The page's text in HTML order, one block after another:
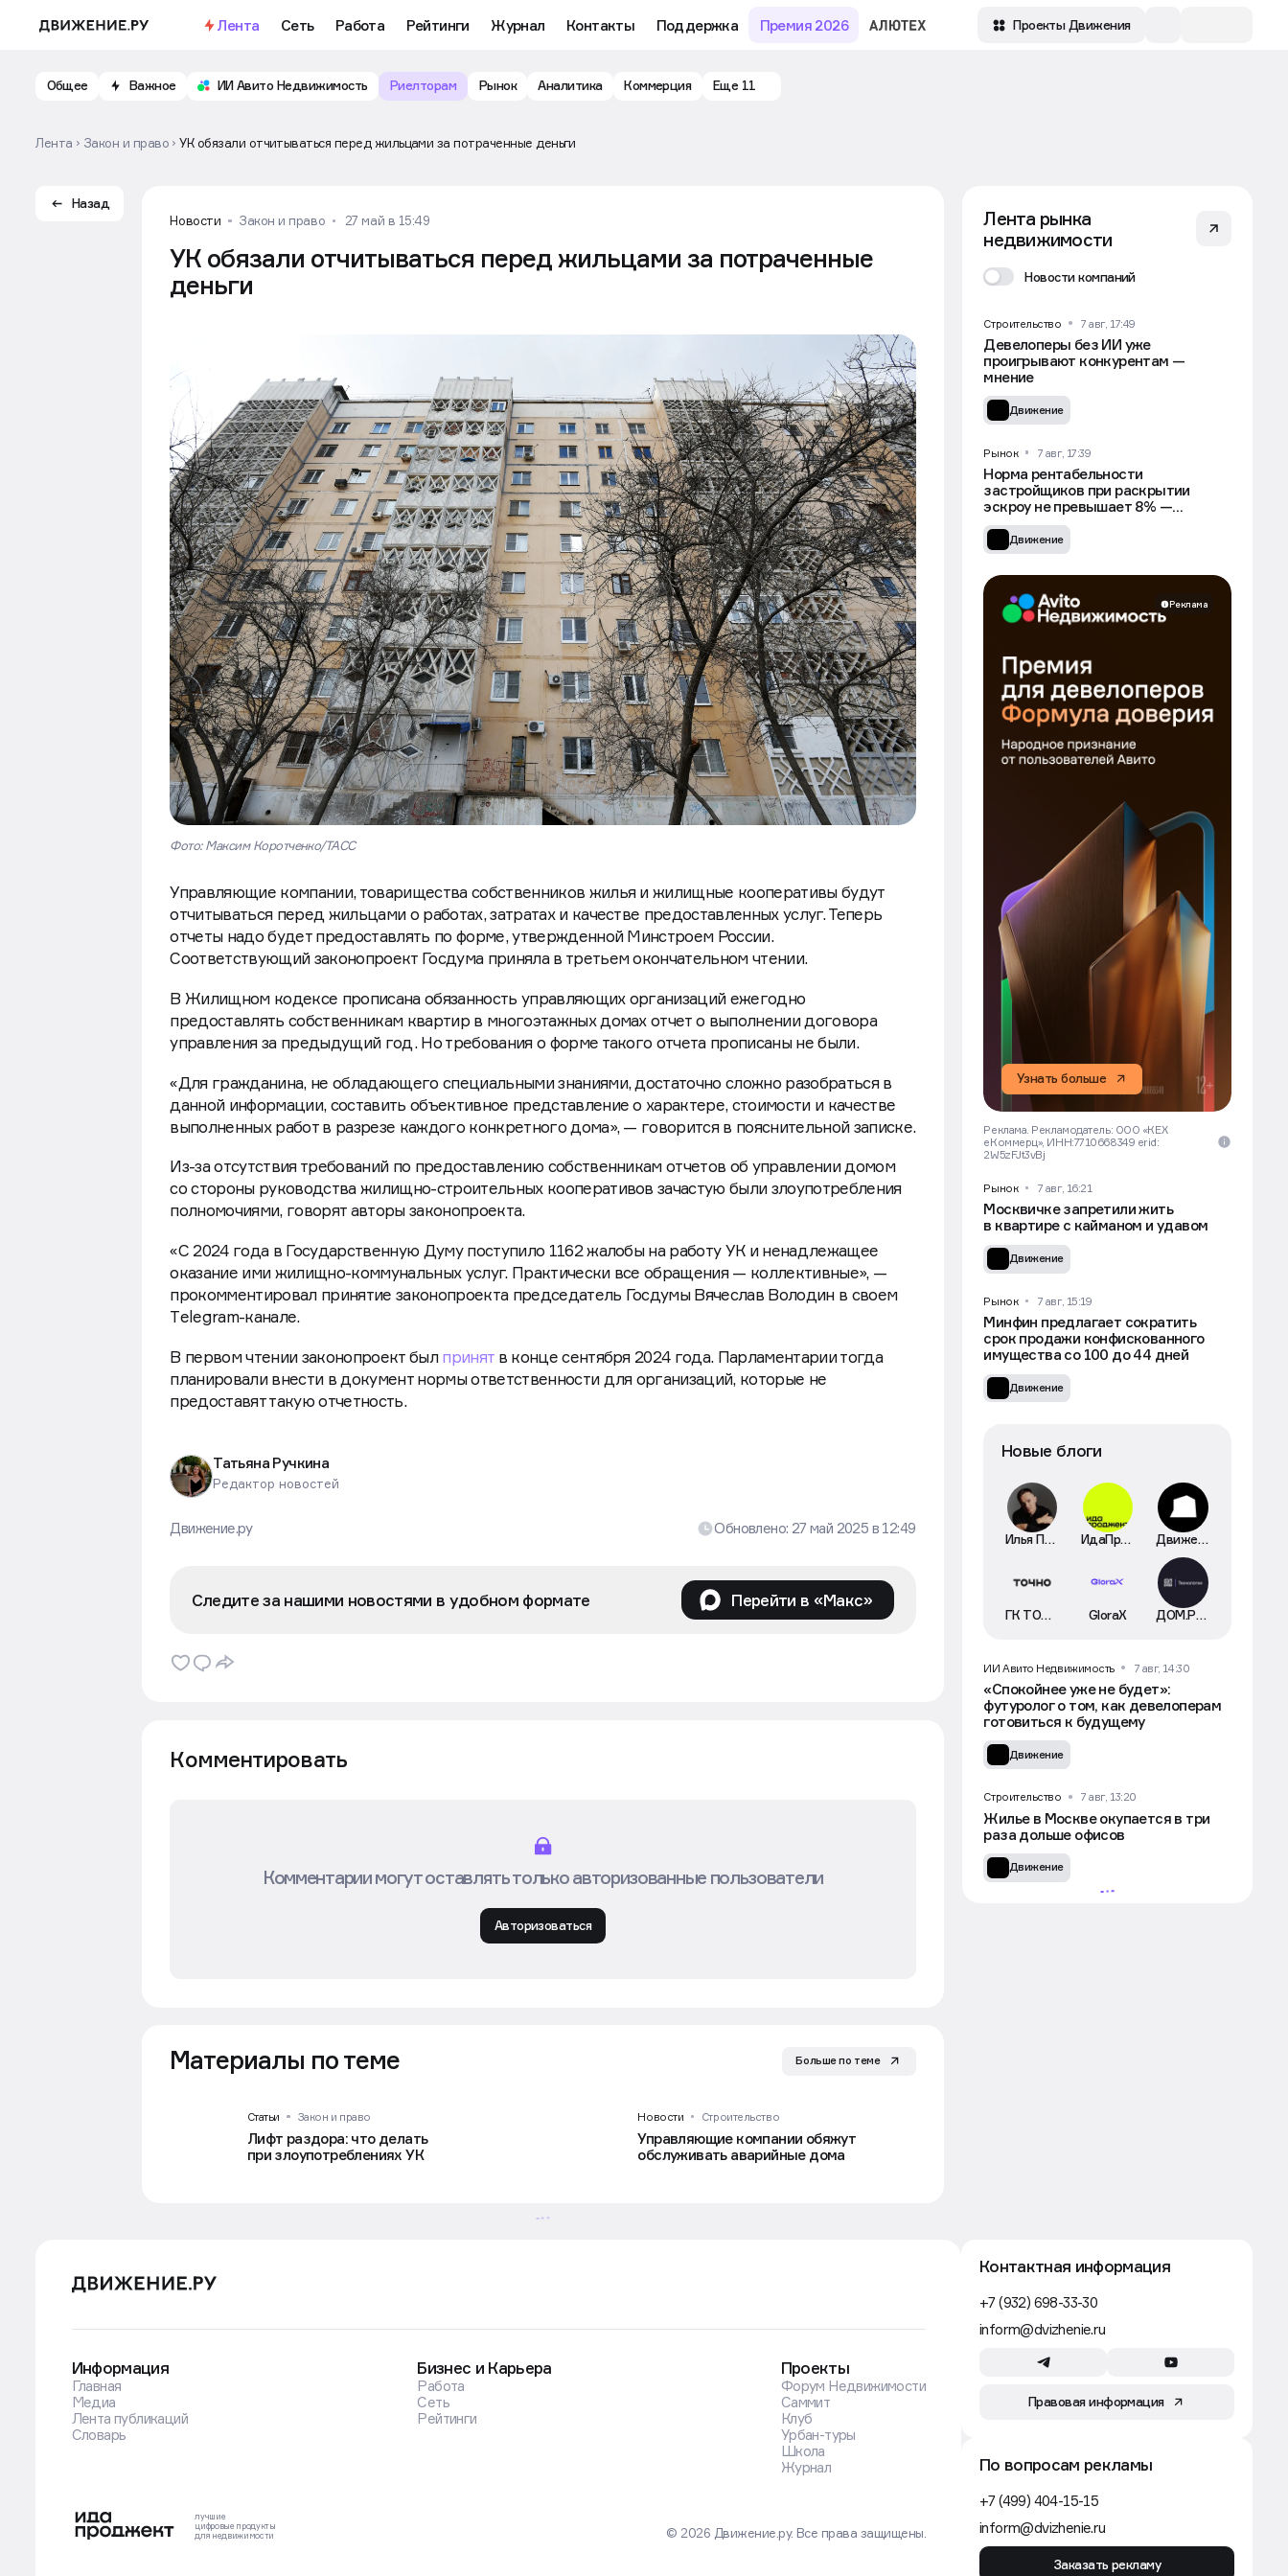
Лента Сеть Работа Рейтинги Журнал Контакты Поддержка Премия 2026 Проекты Движения
Общее Важное ИИ Авито Недвижимость Риелторам Рынок Аналитика Коммерция Еще 11
Лента Закон и право УК обязали отчитываться перед жильцами за потраченные деньги
Назад
Новости
Закон и право 27 май в 15:49
УК обязали отчитываться перед жильцами за потраченные
деньги
Фото: Максим Коротченко/ТАСС
Управляющие компании, товарищества собственников жилья и жилищные кооперативы будут
отчитываться перед жильцами о работах, затратах и качестве предоставленных услуг. Теперь
отчеты надо будет предоставлять по форме, утвержденной Минстроем России.
Соответствующий законопроект Госдума приняла в третьем окончательном чтении.
В Жилищном кодексе прописана обязанность управляющих организаций ежегодно
предоставлять собственникам квартир в многоэтажных домах отчет о выполнении договора
управления за предыдущий год. Но требования о форме такого отчета прописаны не были.
«Для гражданина, не обладающего специальными знаниями, достаточно сложно разобраться в
данной информации, составить объективное представление о характере, стоимости и качестве
выполненных работ в разрезе каждого конкретного дома», — говорится в пояснительной записке.
Из-за отсутствия требований по предоставлению собственникам отчетов об управлении домом
со стороны руководства жилищно-строительных кооперативов зачастую были злоупотребления
полномочиями, говорят авторы законопроекта.
«С 2024 года в Государственную Думу поступило 1162 жалобы на работу УК и ненадлежащее
оказание ими жилищно-коммунальных услуг. Практически все обращения — коллективные», —
прокомментировал принятие законопроекта председатель Госдумы Вячеслав Володин в своем
Тelegram-канале.
В первом чтении законопроект был принятв конце сентября 2024 года. Парламентарии тогда
планировали внести в документ нормы ответственности для организаций, которые не
предоставят такую отчетность.
Татьяна Ручкина
Редактор новостей
Движение.ру Обновлено: 27 май 2025 в 12:49
Следите за нашими новостями в удобном формате Перейти в «Макс»
Комментировать
Комментарии могут оставлять только авторизованные пользователи
Авторизоваться
Материалы по теме Больше по теме
Статьи Закон и право
Лифт раздора: что делать
при злоупотреблениях УК
Новости Строительство
Управляющие компании обяжут
обслуживать аварийные дома
Лента рынка
недвижимости
Новости компаний
Строительство 7 авг, 17:49
Девелоперы без ИИ уже
проигрывают конкурентам —
мнение
Движение
Рынок 7 авг, 17:39
Норма рентабельности
застройщиков при раскрытии
эскроу не превышает 8% —
Минстрой
Движение
Реклама
Узнать больше
Реклама. Рекламодатель: ООО «КЕХ
еКоммерц», ИНН:7710668349 erid:
2W5zFJt3vBj
Рынок 7 авг, 16:21
Москвичке запретили жить
в квартире с кайманом и удавом
Движение
Рынок 7 авг, 15:19
Минфин предлагает сократить
срок продажи конфискованного
имущества со 100 до 44 дней
Движение
Новые блоги
Илья Пискулин ИдаПроджект Движение
ГК ТОЧНО GloraX ДОМ.РФ Технологии
ИИ Авито Недвижимость 7 авг, 14:30
«Спокойнее уже не будет»:
футуролог о том, как девелоперам
готовиться к будущему
Движение
Строительство 7 авг, 13:20
Жилье в Москве окупается в три
раза дольше офисов
Движение
В России запретили строить
в зонах подтоплений
Движение
Строительство 7 авг, 11:00
и Австралии
Движение
Рынок 7 авг, 09:49
Ввод жилья упадет к 2030 году
без допподержки и снижения